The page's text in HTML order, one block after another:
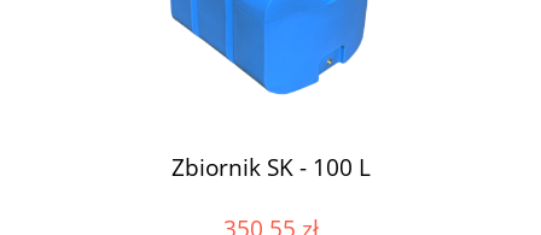
Zbiornik SK - 100 L